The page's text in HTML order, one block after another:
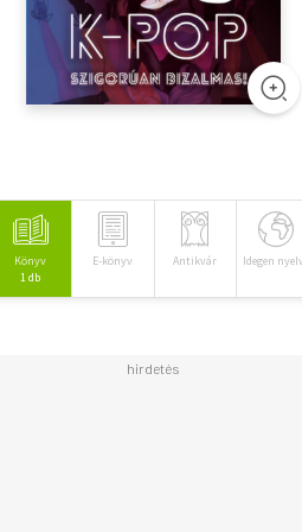
Könyv
1 db
E-könyv Antikvár Idegen